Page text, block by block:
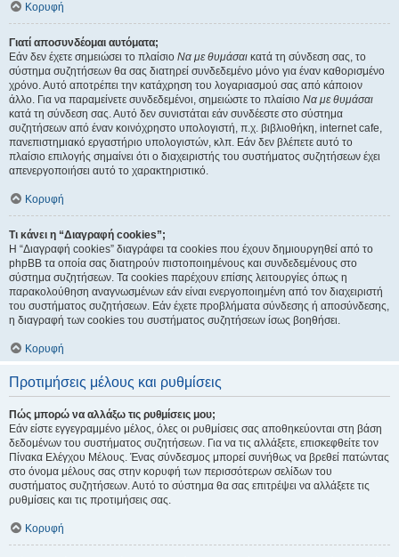
Κορυφή
Γιατί αποσυνδέομαι αυτόματα;
Εάν δεν έχετε σημειώσει το πλαίσιο Να με θυμάσαι κατά τη σύνδεση σας, το
σύστημα συζητήσεων θα σας διατηρεί συνδεδεμένο μόνο για έναν καθορισμένο
χρόνο. Αυτό αποτρέπει την κατάχρηση του λογαριασμού σας από κάποιον
άλλο. Για να παραμείνετε συνδεδεμένοι, σημειώστε το πλαίσιο Να με θυμάσαι
κατά τη σύνδεση σας. Αυτό δεν συνιστάται εάν συνδέεστε στο σύστημα
συζητήσεων από έναν κοινόχρηστο υπολογιστή, π.χ. βιβλιοθήκη, internet cafe,
πανεπιστημιακό εργαστήριο υπολογιστών, κλπ. Εάν δεν βλέπετε αυτό το
πλαίσιο επιλογής σημαίνει ότι ο διαχειριστής του συστήματος συζητήσεων έχει
απενεργοποιήσει αυτό το χαρακτηριστικό.
Κορυφή
Τι κάνει η “Διαγραφή cookies”;
Η “Διαγραφή cookies” διαγράφει τα cookies που έχουν δημιουργηθεί από το
phpBB τα οποία σας διατηρούν πιστοποιημένους και συνδεδεμένους στο
σύστημα συζητήσεων. Τα cookies παρέχουν επίσης λειτουργίες όπως η
παρακολούθηση αναγνωσμένων εάν είναι ενεργοποιημένη από τον διαχειριστή
του συστήματος συζητήσεων. Εάν έχετε προβλήματα σύνδεσης ή αποσύνδεσης,
η διαγραφή των cookies του συστήματος συζητήσεων ίσως βοηθήσει.
Κορυφή
Προτιμήσεις μέλους και ρυθμίσεις
Πώς μπορώ να αλλάξω τις ρυθμίσεις μου;
Εάν είστε εγγεγραμμένο μέλος, όλες οι ρυθμίσεις σας αποθηκεύονται στη βάση
δεδομένων του συστήματος συζητήσεων. Για να τις αλλάξετε, επισκεφθείτε τον
Πίνακα Ελέγχου Μέλους. Ένας σύνδεσμος μπορεί συνήθως να βρεθεί πατώντας
στο όνομα μέλους σας στην κορυφή των περισσότερων σελίδων του
συστήματος συζητήσεων. Αυτό το σύστημα θα σας επιτρέψει να αλλάξετε τις
ρυθμίσεις και τις προτιμήσεις σας.
Κορυφή